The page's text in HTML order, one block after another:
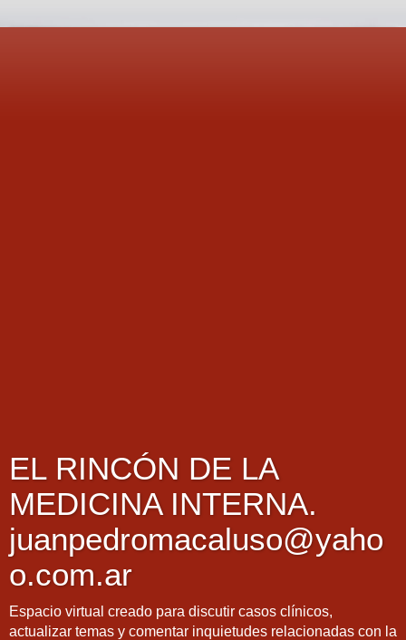
EL RINCÓN DE LA
MEDICINA INTERNA.
juanpedromacaluso@yaho
o.com.ar
Espacio virtual creado para discutir casos clínicos,
actualizar temas y comentar inquietudes relacionadas con la